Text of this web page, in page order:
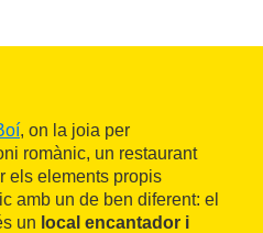
, on la joia per
romànic, un restaurant
els elements propis
amb un de ben diferent: el
un local encantador i